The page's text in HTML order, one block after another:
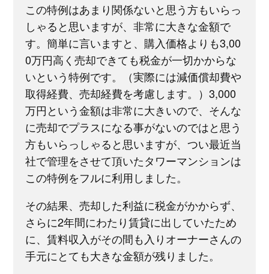
この特例はあまり関係ないと思う方もいらっ
しゃると思いますが、非常に大きな金額で
す。簡単に言いますと、購入価格よりも3,00
0万円高く売却できても税金が一切かからな
いという特例です。（実際には減価償却費や
取得経費、売却経費を考慮します。）3,000
万円という金額は非常に大きいので、そんな
に売却でプラスになる事がないのではと思う
方もいらっしゃると思いますが、つい最近当
社で管理をさせて頂いたタワーマンションは
この特例をフルに利用しました。
その結果、売却した利益に税金がかからず、
さらに2年間にわたり賃貸に出していたため
に、賃料収入がその間も入りオーナーさんの
手元にとても大きな金額が残りました。